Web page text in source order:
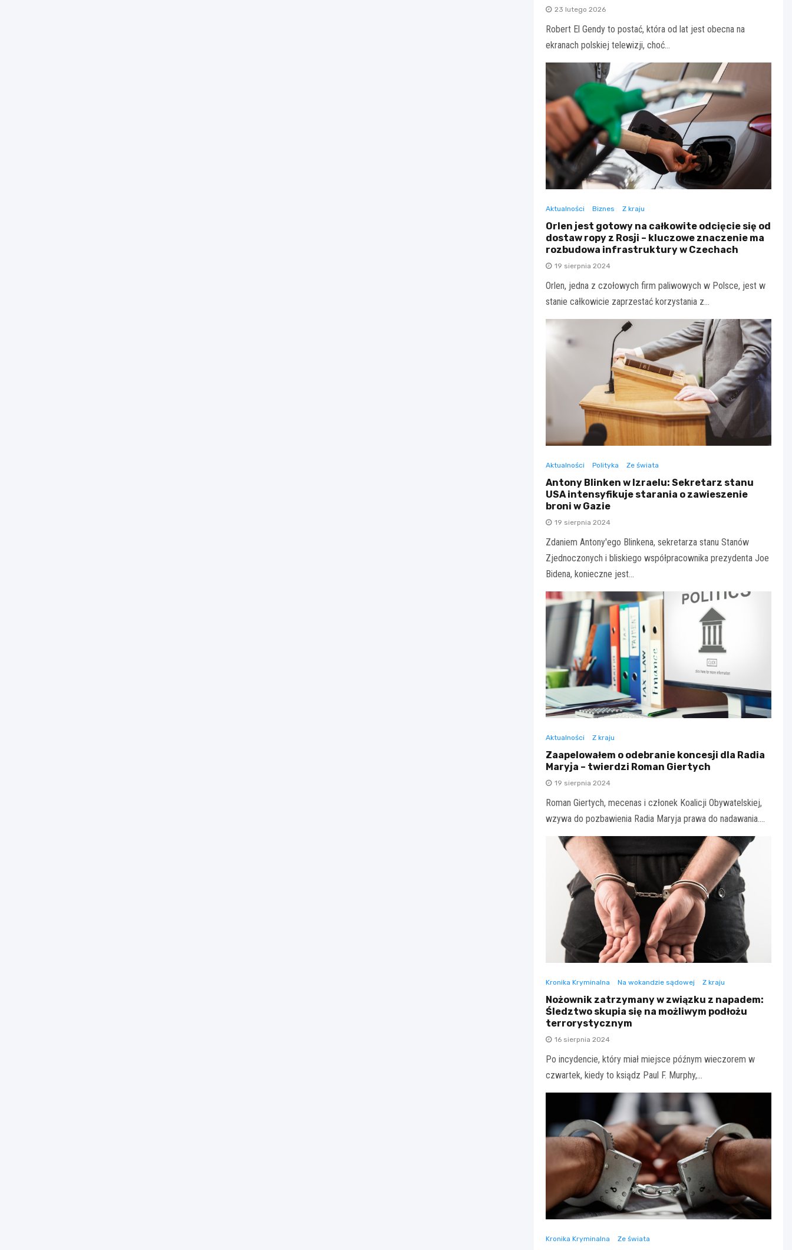
23 lutego 2026
Robert El Gendy to postać, która od lat jest obecna na
ekranach polskiej telewizji, choć…
Aktualności Biznes Z kraju
Orlen jest gotowy na całkowite odcięcie się od
dostaw ropy z Rosji – kluczowe znaczenie ma
rozbudowa infrastruktury w Czechach
19 sierpnia 2024
Orlen, jedna z czołowych firm paliwowych w Polsce, jest w
stanie całkowicie zaprzestać korzystania z…
Aktualności Polityka Ze świata
Antony Blinken w Izraelu: Sekretarz stanu
USA intensyfikuje starania o zawieszenie
broni w Gazie
19 sierpnia 2024
Zdaniem Antony'ego Blinkena, sekretarza stanu Stanów
Zjednoczonych i bliskiego współpracownika prezydenta Joe
Bidena, konieczne jest…
Aktualności Z kraju
Zaapelowałem o odebranie koncesji dla Radia
Maryja – twierdzi Roman Giertych
19 sierpnia 2024
Roman Giertych, mecenas i członek Koalicji Obywatelskiej,
wzywa do pozbawienia Radia Maryja prawa do nadawania.…
Kronika Kryminalna Na wokandzie sądowej Z kraju
Nożownik zatrzymany w związku z napadem:
Śledztwo skupia się na możliwym podłożu
terrorystycznym
16 sierpnia 2024
Po incydencie, który miał miejsce późnym wieczorem w
czwartek, kiedy to ksiądz Paul F. Murphy,…
Kronika Kryminalna Ze świata